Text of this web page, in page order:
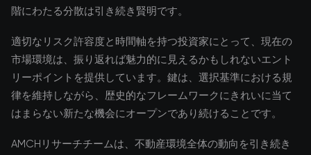
階にわたる分散は引き続き賢明です。
適切なリスク許容度と時間軸を持つ投資家にとって、現在の
市場環境は、振り返れば魅力的に見えるかもしれないエント
リーポイントを提供しています。鍵は、選択基準における規
律を維持しながら、歴史的なフレームワークにきれいに当て
はまらない新たな機会にオープンであり続けることです。
AMCHリサーチチームは、不動産環境全体の動向を引き続き